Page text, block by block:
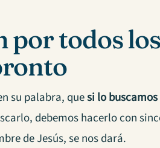
por todos
su palabra, quesi lo
debemos hacerlo con
de Jesús, se nos dará.